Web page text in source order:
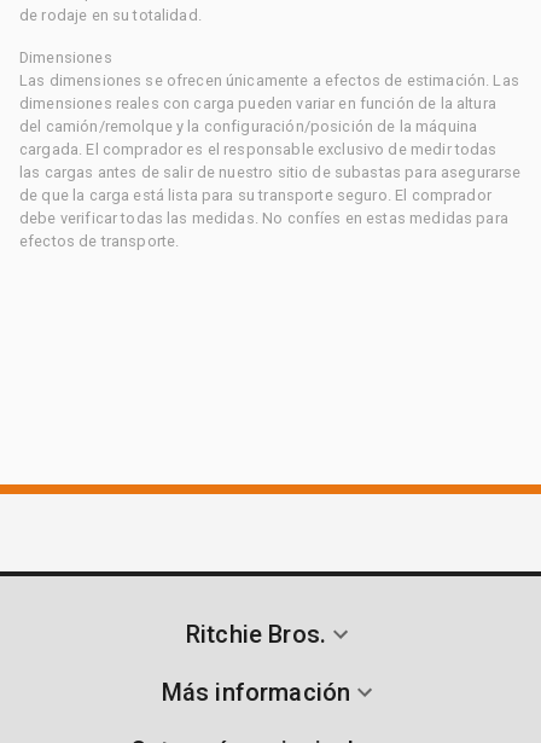
de rodaje en su totalidad.
Dimensiones
Las dimensiones se ofrecen únicamente a efectos de estimación. Las
dimensiones reales con carga pueden variar en función de la altura
del camión/remolque y la configuración/posición de la máquina
cargada. El comprador es el responsable exclusivo de medir todas
las cargas antes de salir de nuestro sitio de subastas para asegurarse
de que la carga está lista para su transporte seguro. El comprador
debe verificar todas las medidas. No confíes en estas medidas para
efectos de transporte.
Ritchie Bros.
Más información